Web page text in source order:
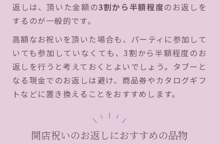
返しは、頂いた金額の3割から半額程度のお返しを
するのが一般的です。
高額なお祝いを頂いた場合も、パーティに参加して
いても参加していなくても、3割から半額程度のお
返しを行うと考えておくとよいでしょう。タブーと
なる現金でのお返しは避け、商品券やカタログギフ
トなどに置き換えることをおすすめします。
開店祝いのお返しにおすすめの品物